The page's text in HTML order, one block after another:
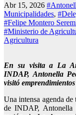
Abr 15, 2026
Municipalidades,
#Felipe Montero
#Ministerio de
Agricultura
En su visita a La
INDAP, Antonella
visitó
Una intensa agenda
de INDAP, Antonella